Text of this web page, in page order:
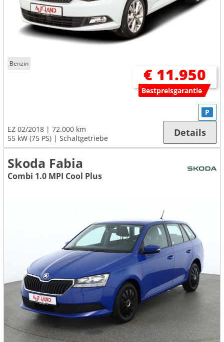
Benzin
€ 11.950
Bestpreisgarantie
EZ 02/2018
72.000 km
55 kW (75 PS)
Schaltgetriebe
P
Details
Skoda Fabia
Combi 1.0 MPI Cool Plus